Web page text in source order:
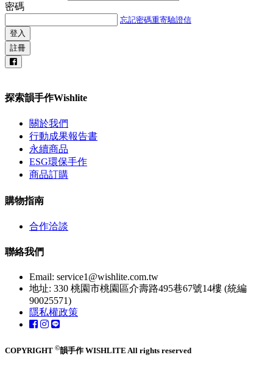
密碼
忘記密碼重寄驗證信
登入
註冊
探索韻手作Wishlite
關於我們
行動成果報告書
永續商品
ESG環保手作
商品訂購
購物指南
合作洽談
聯絡我們
Email: service1@wishlite.com.tw
地址: 330 桃園市桃園區介壽路495巷67號14樓 (統編
90025571)
隱私權政策
COPYRIGHT ©韻手作 WISHLITE All rights reserved